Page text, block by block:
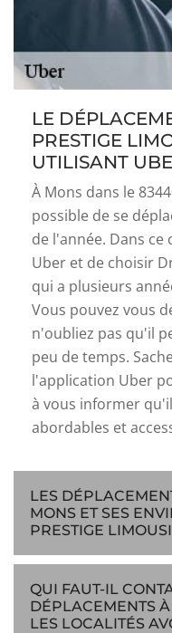
LE
PRESTIGE
UTILISANT
À Mons dans le
possible de se
de l'année. Dans
Uber et de choisir
qui a plusieurs
Vous pouvez vous
n'oubliez pas qu'il
peu de temps.
l'application Uber
à vous informer
abordables et
LES
MONS ET SES
PRESTIGE
QUI FAUT-IL
DÉPLACEMENTS
LES LOCALITÉS